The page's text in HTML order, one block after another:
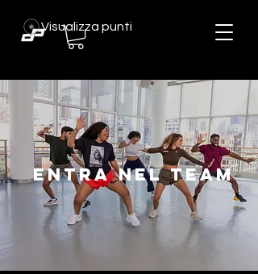
Visualizza punti
entra NEL TEAM